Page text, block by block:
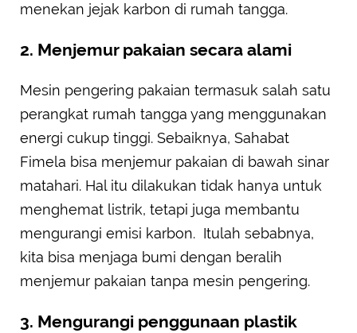
menekan jejak karbon di rumah tangga.
2. Menjemur pakaian secara alami
Mesin pengering pakaian termasuk salah satu
perangkat rumah tangga yang menggunakan
energi cukup tinggi. Sebaiknya, Sahabat
Fimela bisa menjemur pakaian di bawah sinar
matahari. Hal itu dilakukan tidak hanya untuk
menghemat listrik, tetapi juga membantu
mengurangi emisi karbon. Itulah sebabnya,
kita bisa menjaga bumi dengan beralih
menjemur pakaian tanpa mesin pengering.
3. Mengurangi penggunaan plastik